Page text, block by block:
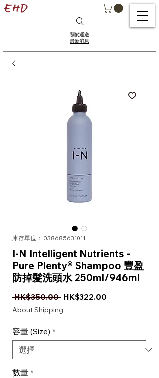
關於運送
最新消息
庫存單位： 038685631011
I-N Intelligent Nutrients -
Pure Plenty® Shampoo 豐盈
防掉髮洗頭水 250ml/946ml
HK$350.00 一般價格
HK$322.00
About Shipping
容量 (Size) *
數量 *